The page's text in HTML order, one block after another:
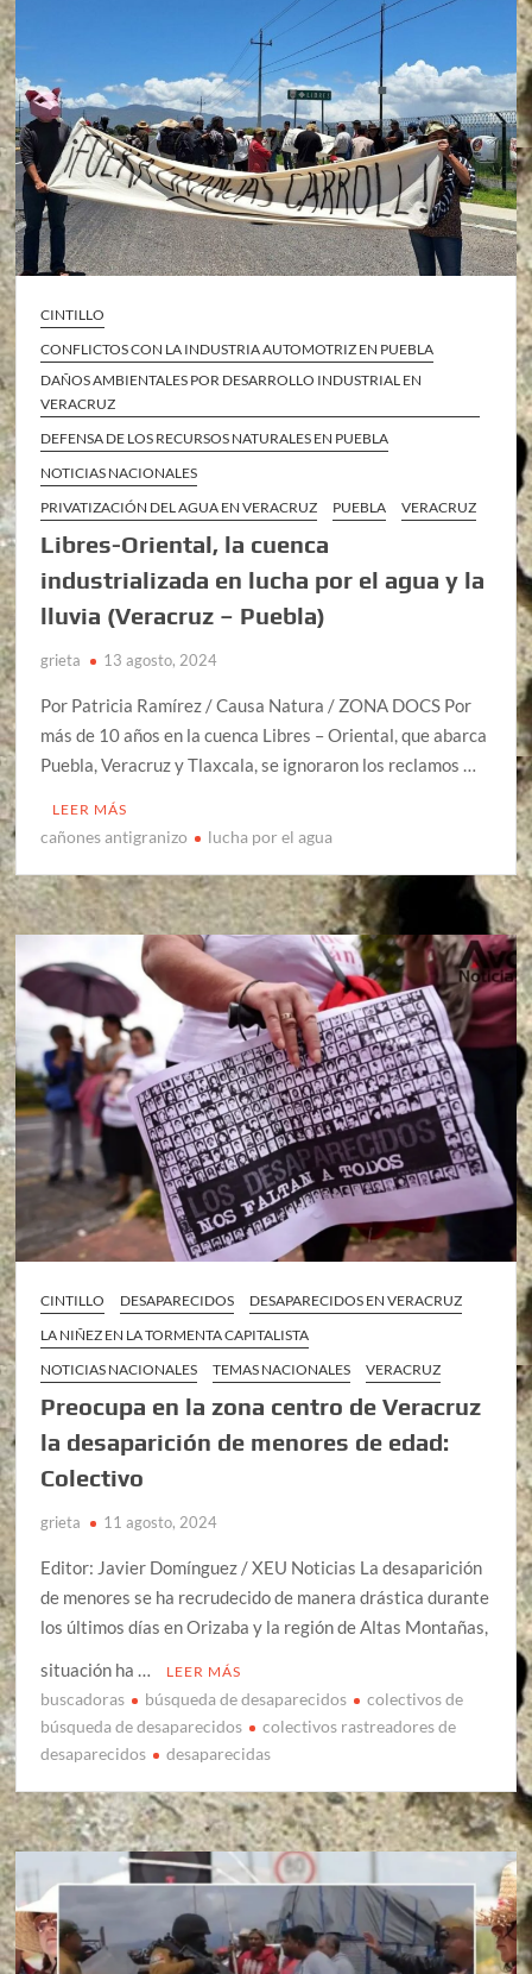
CINTILLO
CONFLICTOS CON LA INDUSTRIA AUTOMOTRIZ EN PUEBLA
DAÑOS AMBIENTALES POR DESARROLLO INDUSTRIAL EN
VERACRUZ
DEFENSA DE LOS RECURSOS NATURALES EN PUEBLA
NOTICIAS NACIONALES
PRIVATIZACIÓN DEL AGUA EN VERACRUZ
PUEBLA VERACRUZ
Libres-Oriental, la cuenca
industrializada en lucha por el agua y la
lluvia (Veracruz – Puebla)
grieta 13 agosto, 2024
Por Patricia Ramírez / Causa Natura / ZONA DOCS Por
más de 10 años en la cuenca Libres – Oriental, que abarca
Puebla, Veracruz y Tlaxcala, se ignoraron los reclamos …
LEER MÁS
cañones antigranizo lucha por el agua
CINTILLO DESAPARECIDOS
DESAPARECIDOS EN VERACRUZ
LA NIÑEZ EN LA TORMENTA CAPITALISTA
NOTICIAS NACIONALES
TEMAS NACIONALES VERACRUZ
Preocupa en la zona centro de Veracruz
la desaparición de menores de edad:
Colectivo
grieta 11 agosto, 2024
Editor: Javier Domínguez / XEU Noticias La desaparición
de menores se ha recrudecido de manera drástica durante
los últimos días en Orizaba y la región de Altas Montañas,
situación ha …
LEER MÁS
buscadoras búsqueda de desaparecidos
colectivos de
búsqueda de desaparecidos
colectivos rastreadores de
desaparecidos
desaparecidas